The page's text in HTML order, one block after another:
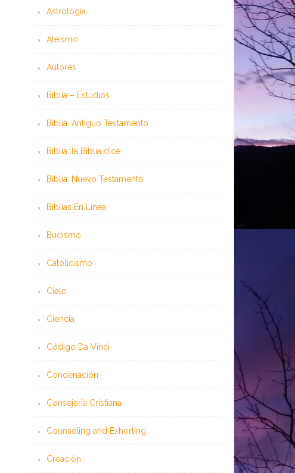
Astrología
Ateísmo
Autores
Biblia – Estudios
Biblia: Antiguo Testamento
Biblia: la Biblia dice
Biblia: Nuevo Testamento
Bíblias En Línea
Budismo
Catolicismo
Cielo
Ciencia
Código Da Vinci
Condenación
Consejería Cristiana
Counseling and Exhorting
Creación